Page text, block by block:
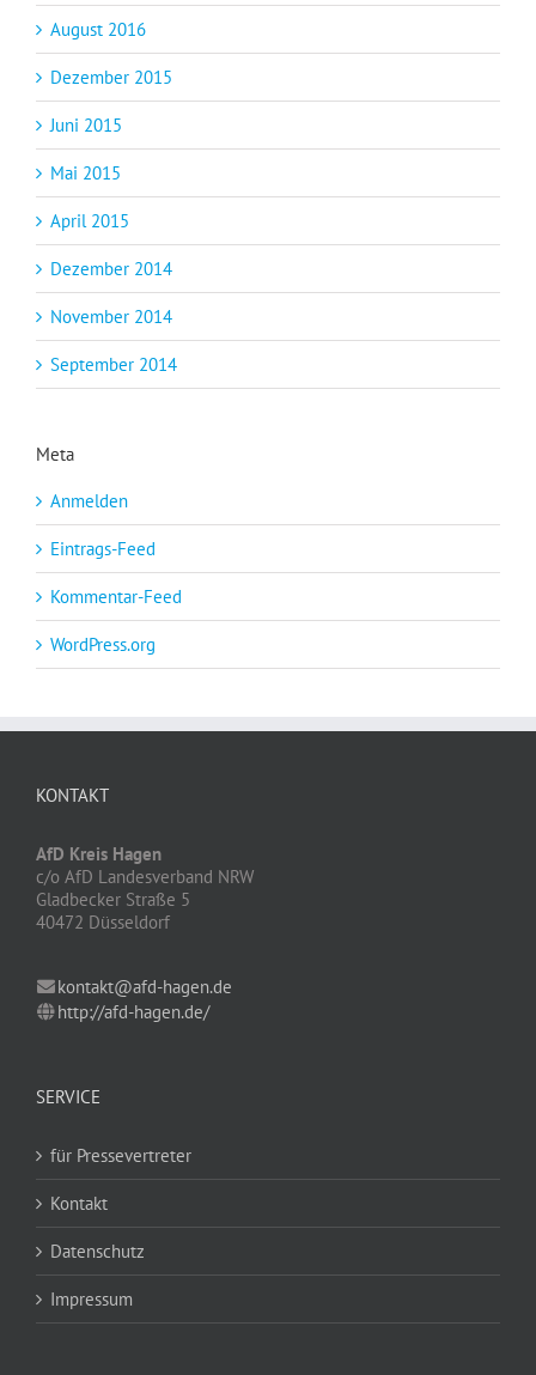
August 2016
Dezember 2015
Juni 2015
Mai 2015
April 2015
Dezember 2014
November 2014
September 2014
Meta
Anmelden
Eintrags-Feed
Kommentar-Feed
WordPress.org
KONTAKT
AfD Kreis Hagen
c/o AfD Landesverband NRW
Gladbecker Straße 5
40472 Düsseldorf
kontakt@afd-hagen.de
http://afd-hagen.de/
SERVICE
für Pressevertreter
Kontakt
Datenschutz
Impressum